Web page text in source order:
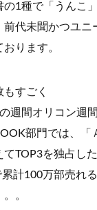
の1種で「うんこ
代未聞かつユニ
ります。
すごく
週間オリコン週
部門では、「
てTOP3を独占し
計100万部売れ
。